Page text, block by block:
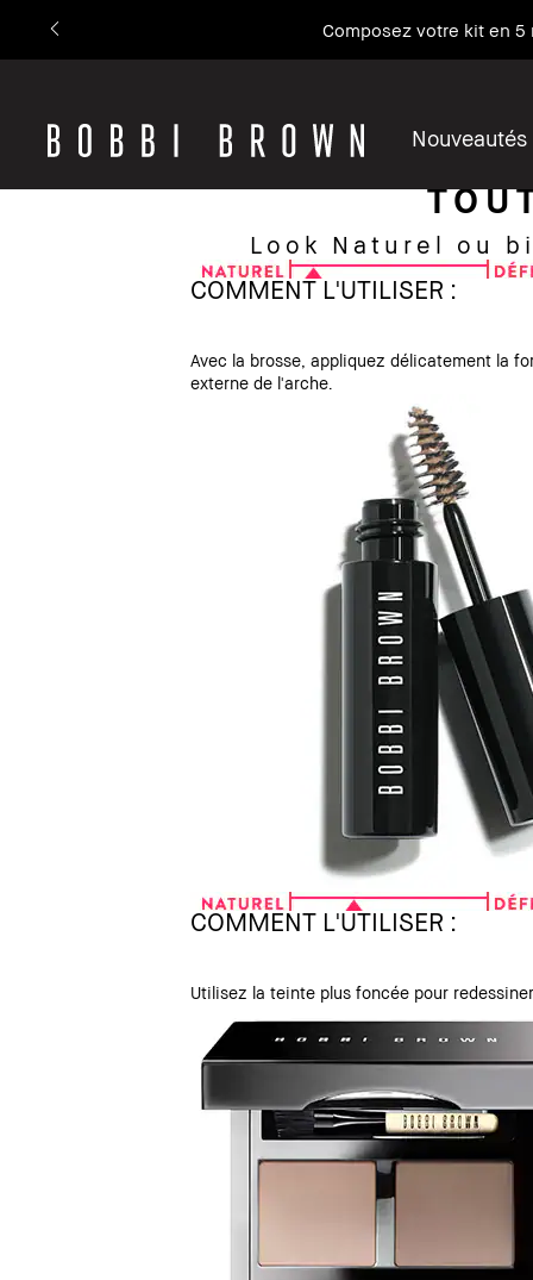
Composez votre kit en
Nouveautés
Look Naturel ou
COMMENT L'UTILISER :
Avec la brosse, appliquez délicatement la
externe de l'arche.
COMMENT L'UTILISER :
Utilisez la teinte plus foncée pour